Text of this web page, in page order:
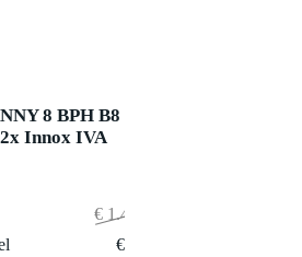
8 BPH B8
Innox IVA
€ 1.417,90
€ 62,90